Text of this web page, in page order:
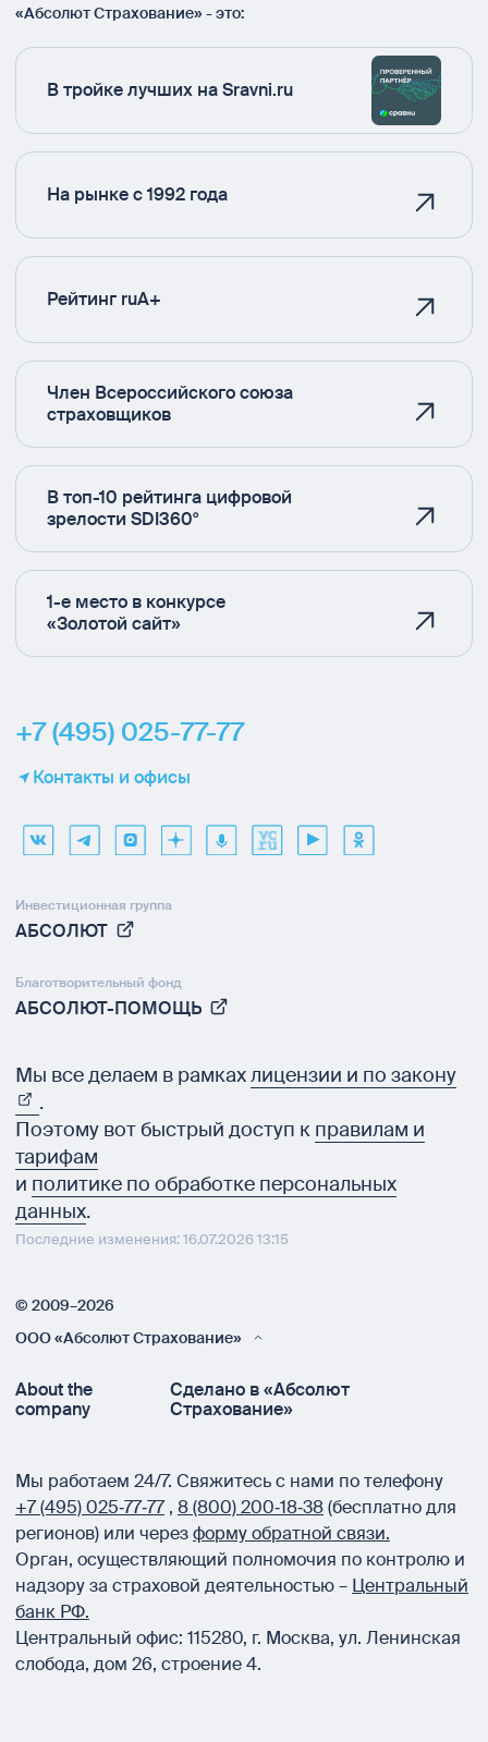
«Абсолют Страхование» - это:
В тройке лучших на Sravni.ru
На рынке с 1992 года
Рейтинг ruA+
Член Всероссийского союза
страховщиков
В топ-10 рейтинга цифровой
зрелости SDI360°
1-е место в конкурсе
«Золотой сайт»
+7 (495) 025-77-77
Контакты и офисы
Инвестиционная группа
АБСОЛЮТ
Благотворительный фонд
АБСОЛЮТ-ПОМОЩЬ
Мы все делаем в рамкахлицензии и по закону
.
Поэтому вот быстрый доступ к правилам и
тарифам
и политике по обработке персональных
данных.
Последние изменения: 16.07.2026 13:15
© 2009–2026
ООО «Абсолют Страхование»
About the
company
Сделано в «Абсолют
Страхование»
Мы работаем 24/7. Свяжитесь с нами по телефону
+7 (495) 025‑77‑77 , 8 (800) 200‑18‑38(бесплатно для
регионов) или черезформу обратной связи.
Орган, осуществляющий полномочия по контролю и
надзору за страховой деятельностью – Центральный
банк РФ.
Центральный офис: 115280, г. Москва, ул. Ленинская
слобода, дом 26, строение 4.